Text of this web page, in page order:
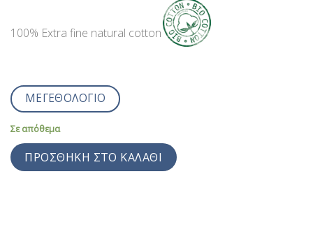
100% Extra fine natural cotton
ΜΕΓΕΘΟΛΟΓΙΟ
Σε απόθεμα
ΠΡΟΣΘΉΚΗ ΣΤΟ ΚΑΛΆΘΙ